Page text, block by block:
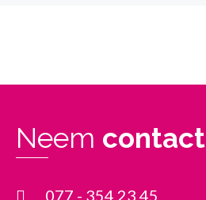
Neem contact
077 - 354 23 45